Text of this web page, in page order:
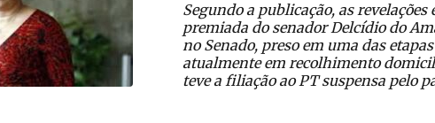
Segundo a publicação, as revelações
premiada do senador Delcídio do
no Senado, preso em uma das
atualmente em recolhimento
teve a filiação ao PT suspensa pelo